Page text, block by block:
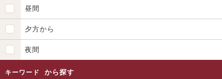
昼間
夕方から
夜間
キーワード から探す